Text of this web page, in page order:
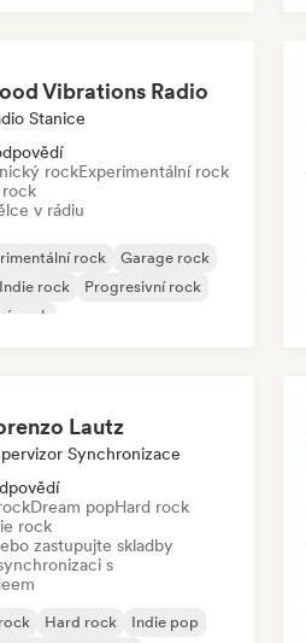
Vibrations Radio
Stanice
rockExperimentální rock
rock
v rádiu
rock
Garage rock
Indie rock
Progresivní rock
rock
Lautz
Synchronizace
Dream popHard rock
rock
zastupujte skladby
s
Hard rock
Indie pop